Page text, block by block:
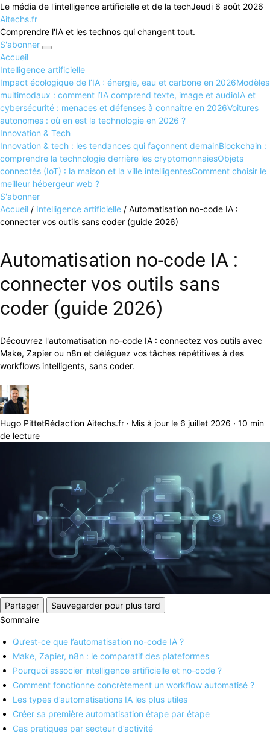
Le média de l'intelligence artificielle et de la techJeudi 6 août 2026
Aitechs.fr
Comprendre l'IA et les technos qui changent tout.
S'abonner
Accueil
Intelligence artificielle
Impact écologique de l’IA : énergie, eau et carbone en 2026Modèles
multimodaux : comment l’IA comprend texte, image et audioIA et
cybersécurité : menaces et défenses à connaître en 2026Voitures
autonomes : où en est la technologie en 2026 ?
Innovation & Tech
Innovation & tech : les tendances qui façonnent demainBlockchain :
comprendre la technologie derrière les cryptomonnaiesObjets
connectés (IoT) : la maison et la ville intelligentesComment choisir le
meilleur hébergeur web ?
S'abonner
Accueil / Intelligence artificielle / Automatisation no-code IA :
connecter vos outils sans coder (guide 2026)
Automatisation no-code IA :
connecter vos outils sans
coder (guide 2026)
Découvrez l'automatisation no-code IA : connectez vos outils avec
Make, Zapier ou n8n et déléguez vos tâches répétitives à des
workflows intelligents, sans coder.
Hugo PittetRédaction Aitechs.fr · Mis à jour le 6 juillet 2026 · 10 min
de lecture
Partager
Sauvegarder pour plus tard
Sommaire
Qu’est-ce que l’automatisation no-code IA ?
Make, Zapier, n8n : le comparatif des plateformes
Pourquoi associer intelligence artificielle et no-code ?
Comment fonctionne concrètement un workflow automatisé ?
Les types d’automatisations IA les plus utiles
Créer sa première automatisation étape par étape
Cas pratiques par secteur d’activité